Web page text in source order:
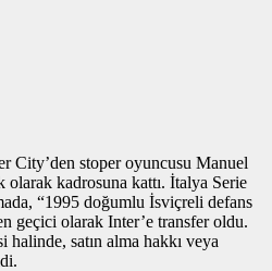
City’den stoper oyuncusu Manuel
olarak kadrosuna kattı. İtalya Serie
“1995 doğumlu İsviçreli defans
geçici olarak Inter’e transfer oldu.
satın alma hakkı veya